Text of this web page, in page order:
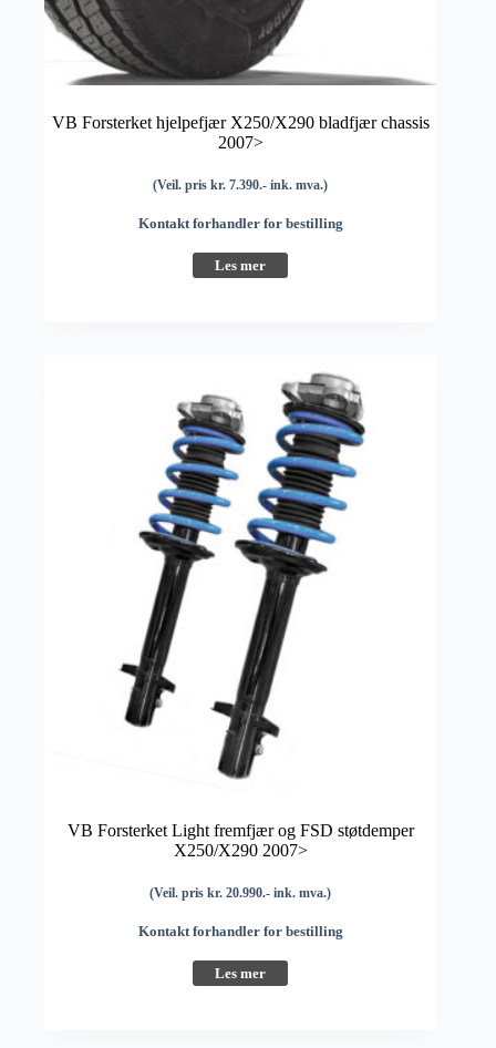
VB Forsterket hjelpefjær X250/X290 bladfjær chassis
2007>
(Veil. pris kr. 7.390.- ink. mva.)
Kontakt forhandler for bestilling
Les mer
VB Forsterket Light fremfjær og FSD støtdemper
X250/X290 2007>
(Veil. pris kr. 20.990.- ink. mva.)
Kontakt forhandler for bestilling
Les mer